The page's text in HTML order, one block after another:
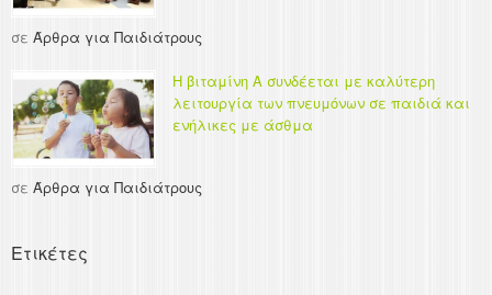
σε Άρθρα για Παιδιάτρους
Η βιταμίνη Α συνδέεται με καλύτερη
λειτουργία των πνευμόνων σε παιδιά και
ενήλικες με άσθμα
σε Άρθρα για Παιδιάτρους
Ετικέτες